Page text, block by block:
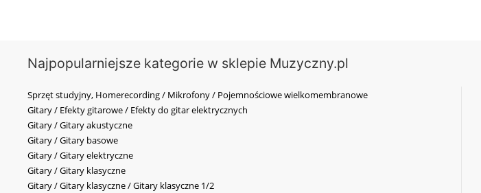
Najpopularniejsze kategorie w sklepie Muzyczny.pl
Sprzęt studyjny, Homerecording / Mikrofony / Pojemnościowe wielkomembranowe
Gitary / Efekty gitarowe / Efekty do gitar elektrycznych
Gitary / Gitary akustyczne
Gitary / Gitary basowe
Gitary / Gitary elektryczne
Gitary / Gitary klasyczne
Gitary / Gitary klasyczne / Gitary klasyczne 1/2